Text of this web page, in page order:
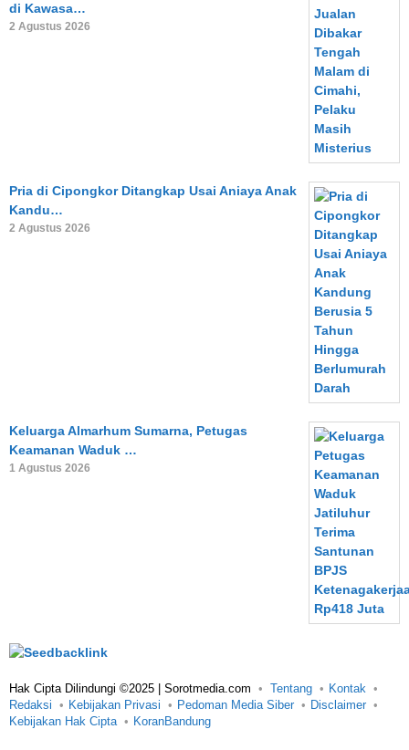
di Kawasa…
2 Agustus 2026
Pria di Cipongkor Ditangkap Usai Aniaya Anak
Kandu…
2 Agustus 2026
Keluarga Almarhum Sumarna, Petugas
Keamanan Waduk …
1 Agustus 2026
Hak Cipta Dilindungi ©2025 | Sorotmedia.com Tentang
Kontak
Redaksi
Kebijakan Privasi Pedoman Media Siber
Disclaimer
Kebijakan Hak Cipta
KoranBandung